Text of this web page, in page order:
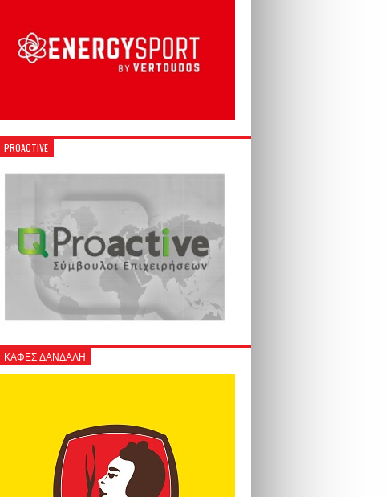
PROACTIVE
ΚΑΦΕΣ ΔΑΝΔΑΛΗ